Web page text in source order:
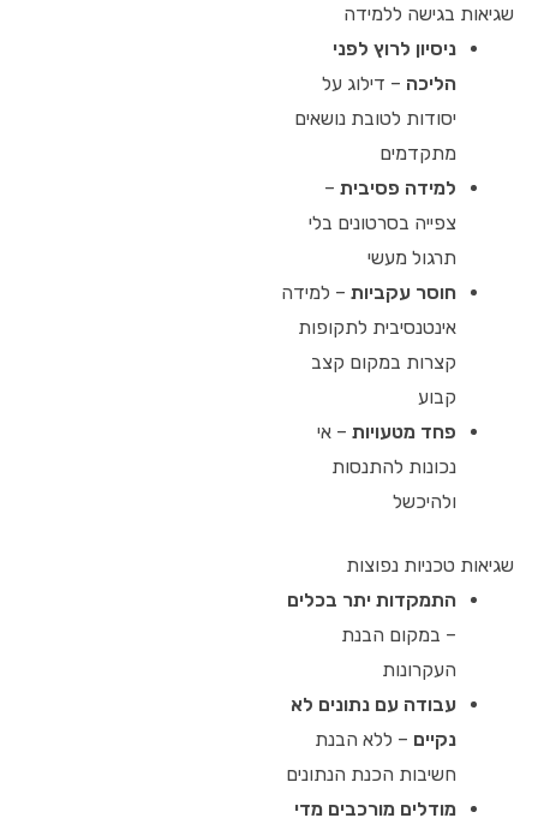
שגיאות בגישה ללמידה
ניסיון לרוץ לפני
הליכה – דילוג על
יסודות לטובת נושאים
מתקדמים
למידה פסיבית –
צפייה בסרטונים בלי
תרגול מעשי
חוסר עקביות – למידה
אינטנסיבית לתקופות
קצרות במקום קצב
קבוע
פחד מטעויות – אי
נכונות להתנסות
ולהיכשל
שגיאות טכניות נפוצות
התמקדות יתר בכלים
– במקום הבנת
העקרונות
עבודה עם נתונים לא
נקיים – ללא הבנת
חשיבות הכנת הנתונים
מודלים מורכבים מדי